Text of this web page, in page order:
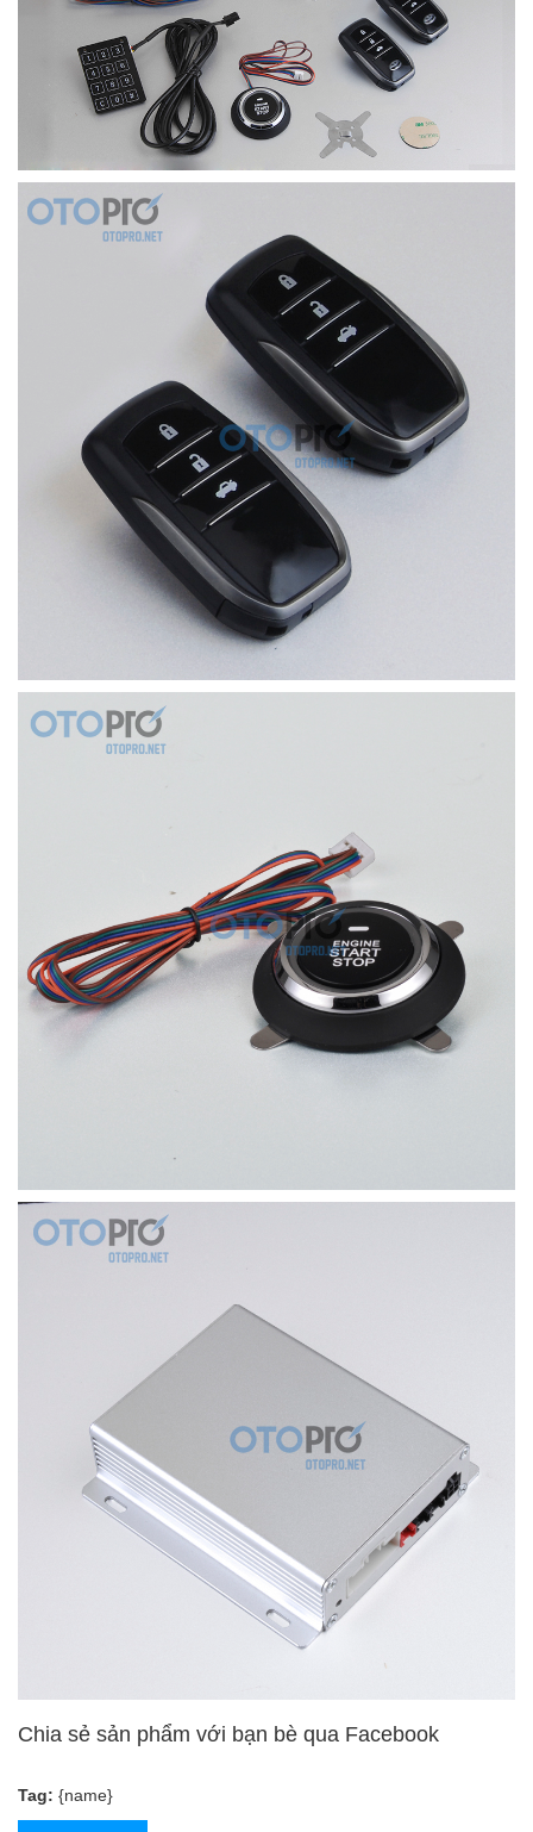
Chia sẻ sản phẩm với bạn bè qua Facebook
Tag: {name}